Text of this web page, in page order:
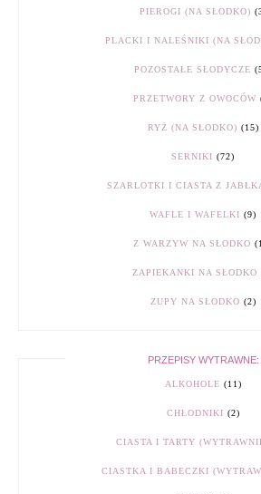
PIEROGI (NA SŁODKO)
PLACKI I NALEŚNIKI (NA
POZOSTAŁE SŁODYCZE
PRZETWORY Z OWOCÓW
RYŻ (NA SŁODKO) (15)
SERNIKI (72)
SZARLOTKI I CIASTA Z
WAFLE I WAFELKI (9)
Z WARZYW NA SŁODKO
ZAPIEKANKI NA SŁODKO
ZUPY NA SŁODKO (2)
PRZEPISY WYTRAWNE:
ALKOHOLE (11)
CHŁODNIKI (2)
CIASTA I TARTY
CIASTKA I BABECZKI